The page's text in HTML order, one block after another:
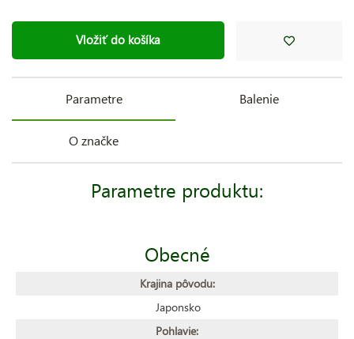
Vložiť do košíka
Parametre Balenie
O značke
Parametre produktu:
Obecné
Krajina pôvodu:
Japonsko
Pohlavie: